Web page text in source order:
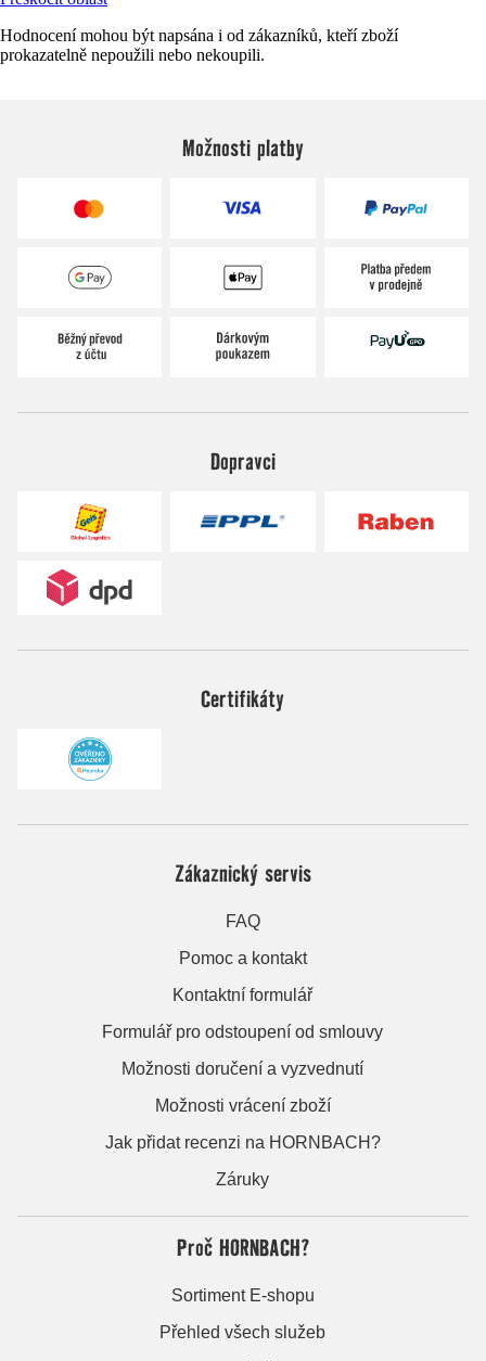
Hodnocení mohou být napsána i od zákazníků, kteří zboží
prokazatelně nepoužili nebo nekoupili.
Možnosti platby
Dopravci
Certifikáty
Zákaznický servis
FAQ
Pomoc a kontakt
Kontaktní formulář
Formulář pro odstoupení od smlouvy
Možnosti doručení a vyzvednutí
Možnosti vrácení zboží
Jak přidat recenzi na HORNBACH?
Záruky
Proč HORNBACH?
Sortiment E-shopu
Přehled všech služeb